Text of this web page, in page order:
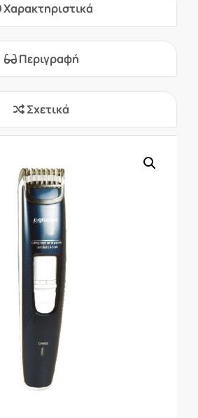
Χαρακτηριστικά
Περιγραφή
Σχετικά